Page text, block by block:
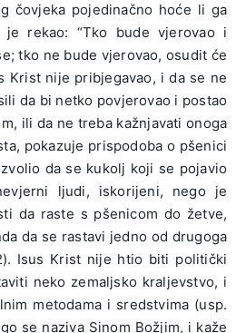
čovjeka pojedinačno hoće li ga
rekao: “Tko bude vjerovao i
tko ne bude vjerovao, osudit će
Krist nije pribjegavao, i da se ne
da bi netko povjerovao i postao
ili da ne treba kažnjavati onoga
pokazuje prispodoba o pšenici
da se kukolj koji se pojavio
ljudi, iskorijeni, nego je
da raste s pšenicom do žetve,
da se rastavi jedno od drugoga
Isus Krist nije htio biti politički
neko zemaljsko kraljevstvo, i
metodama i sredstvima (usp.
se naziva Sinom Božjim, i kaže